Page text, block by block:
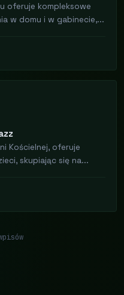
oferuje kompleksowe
w domu i w gabinecie,...
Kościelnej, oferuje
skupiając się na...